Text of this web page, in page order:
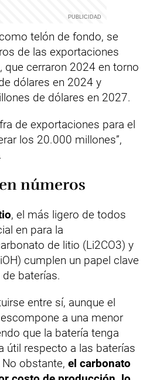
telón de fondo, se
de las exportaciones
que cerraron 2024 en torno
dólares en 2024 y
de dólares en 2027.
de exportaciones para el
los 20.000 millones”,
números
, el más ligero de todos
en para la
de litio (Li2CO3) y
cumplen un papel clave
baterías.
entre sí, aunque el
a una menor
que la batería tenga
útil respecto a las baterías
obstante, el carbonato